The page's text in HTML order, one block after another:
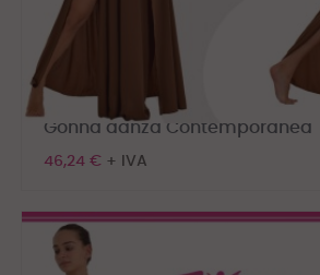
Gonna danza Contemporanea
46,24 € + IVA